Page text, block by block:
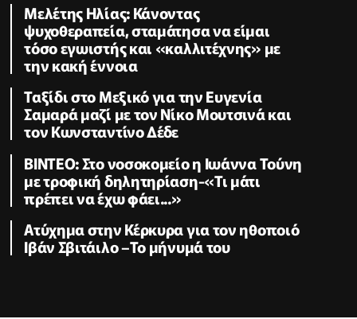
Μελέτης Ηλίας: Κάνοντας
ψυχοθεραπεία, σταμάτησα να είμαι
τόσο εγωιστής και «καλλιτέχνης» με
την κακή έννοια
Ταξίδι στο Μεξικό για την Ευγενία
Σαμαρά μαζί με τον Νίκο Μουτσινά και
τον Κωνσταντίνο Δέδε
ΒΙΝΤΕΟ: Στο νοσοκομείο η Ιωάννα Τούνη
με τροφική δηλητηρίαση-«Τι μάτι
πρέπει να έχω φάει...»
Ατύχημα στην Κέρκυρα για τον ηθοποιό
Ιβάν Σβιτάιλο –Το μήνυμά του